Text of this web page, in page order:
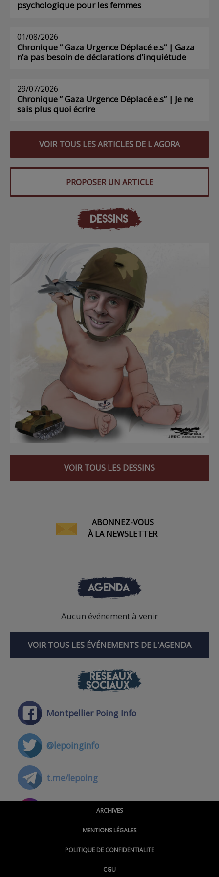
psychologique pour les femmes
01/08/2026
Chronique ” Gaza Urgence Déplacé.e.s” | Gaza
n’a pas besoin de déclarations d’inquiétude
29/07/2026
Chronique ” Gaza Urgence Déplacé.e.s” | Je ne
sais plus quoi écrire
VOIR TOUS LES ARTICLES DE L'AGORA
PROPOSER UN ARTICLE
DESSINS
VOIR TOUS LES DESSINS
ABONNEZ-VOUS
À LA NEWSLETTER
AGENDA
Aucun événement à venir
VOIR TOUS LES ÉVÉNEMENTS DE L'AGENDA
RÉSEAUX
SOCIAUX
Montpellier Poing Info
@lepoinginfo
t.me/lepoing
@montpellierpoinginfo
@LePoingMontpellier
ARCHIVES
MENTIONS LÉGALES
POLITIQUE DE CONFIDENTIALITE
CGU